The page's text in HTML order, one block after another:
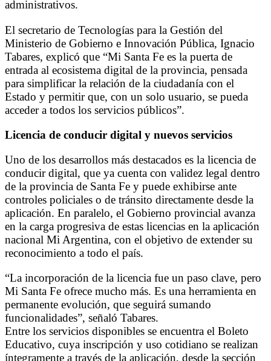
administrativos.
El secretario de Tecnologías para la Gestión del
Ministerio de Gobierno e Innovación Pública, Ignacio
Tabares, explicó que “Mi Santa Fe es la puerta de
entrada al ecosistema digital de la provincia, pensada
para simplificar la relación de la ciudadanía con el
Estado y permitir que, con un solo usuario, se pueda
acceder a todos los servicios públicos”.
Licencia de conducir digital y nuevos servicios
Uno de los desarrollos más destacados es la licencia de
conducir digital, que ya cuenta con validez legal dentro
de la provincia de Santa Fe y puede exhibirse ante
controles policiales o de tránsito directamente desde la
aplicación. En paralelo, el Gobierno provincial avanza
en la carga progresiva de estas licencias en la aplicación
nacional Mi Argentina, con el objetivo de extender su
reconocimiento a todo el país.
“La incorporación de la licencia fue un paso clave, pero
Mi Santa Fe ofrece mucho más. Es una herramienta en
permanente evolución, que seguirá sumando
funcionalidades”, señaló Tabares.
Entre los servicios disponibles se encuentra el Boleto
Educativo, cuya inscripción y uso cotidiano se realizan
íntegramente a través de la aplicación, desde la sección